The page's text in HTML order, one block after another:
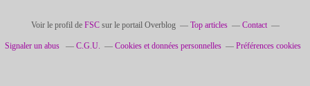
Voir le profil de FSCsur le portail Overblog Top articles Contact
Signaler un abus C.G.U. Cookies et données personnelles Préférences cookies